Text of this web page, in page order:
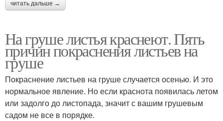
читать дальше →
На груше листья краснеют. Пять
причин покраснения листьев на
груше
Покраснение листьев на груше случается осенью. И это
нормальное явление. Но если краснота появилась летом
или задолго до листопада, значит с вашим грушевым
садом не все в порядке.